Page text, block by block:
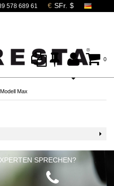
578 689 61
0
Modell Max
SPRECHEN?